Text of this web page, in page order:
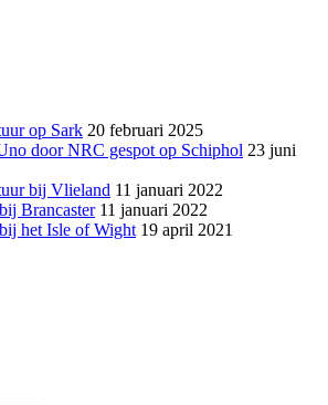
op Sark 20 februari 2025
door NRC gespot op Schiphol 23 juni
bij Vlieland 11 januari 2022
Brancaster 11 januari 2022
het Isle of Wight 19 april 2021